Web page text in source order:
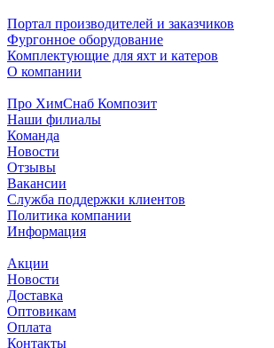
Портал производителей и заказчиков
Фургонное оборудование
Комплектующие для яхт и катеров
О компании
Про ХимСнаб Композит
Наши филиалы
Команда
Новости
Отзывы
Вакансии
Служба поддержки клиентов
Политика компании
Информация
Акции
Новости
Доставка
Оптовикам
Оплата
Контакты